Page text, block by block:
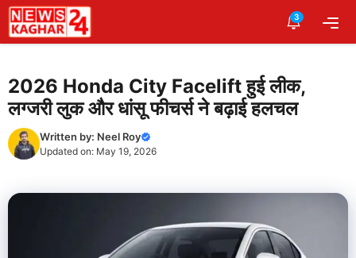
Skip
to
content
3
2026 Honda City Facelift हुई लीक,
लग्जरी लुक और धांसू फीचर्स ने बढ़ाई हलचल
Written by: Neel Roy
Updated on: May 19, 2026